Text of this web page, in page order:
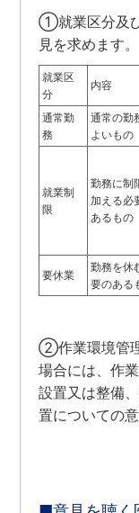
①就業区分及
見を求めます。
就業区
分
内容
通常勤
務
通常の勤
よいもの
就業制
限
勤務に制
加える必
あるもの
要休業
勤務を休
要のある
②作業環境管
場合には、作
設置又は整備
置についての